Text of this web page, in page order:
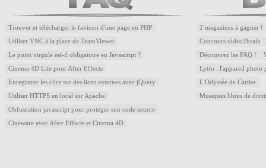
Trouver et télécharger le favicon d'une page en PHP
Utiliser VNC à la place de TeamViewer
Le point virgule est-il obligatoire en Javascript ?
Cinema 4D Lite pour After Effects
Enregistrer les clics sur des liens externes avec jQuery
Utiliser HTTPS en local sur Apache
Obfuscation javascript pour protéger son code source
Cineware avec After Effects et Cinema 4D
2 magazines à gagner !
Concours video2brain
Découvrez les FAQ !
Lytro : l'appareil photo
L'Odyssée de Cartier
Musiques libres de